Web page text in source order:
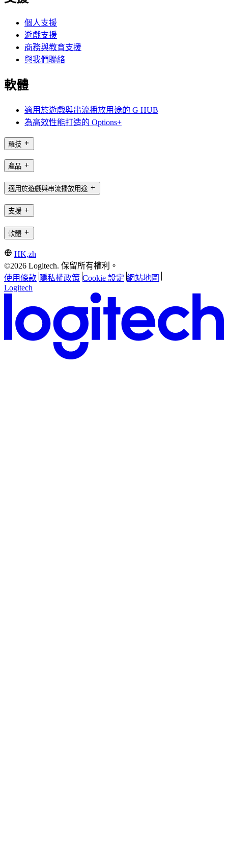
個人支援
遊戲支援
商務與教育支援
與我們聯絡
軟體
適用於遊戲與串流播放用途的 G HUB
為高效性能打造的 Options+
羅技
產品
適用於遊戲與串流播放用途
支援
軟體
HK,zh
©2026 Logitech. 保留所有權利。
使用條款 隱私權政策 Cookie 設定 網站地圖
Logitech